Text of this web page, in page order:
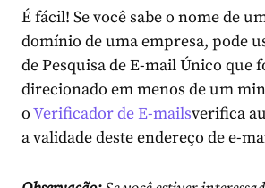
É fácil! Se você sabe o nome de
domínio de uma empresa, pode
de Pesquisa de E-mail Único que
direcionado em menos de um
oVerificador de E-mailsverifica
a validade deste endereço de e-